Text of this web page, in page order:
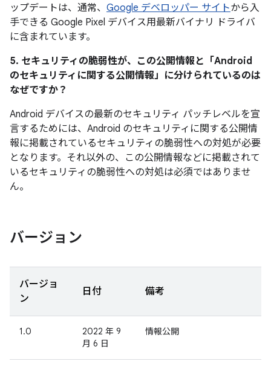
ップデートは、通常、 Google デベロッパー サイトから入
手できる Google Pixel デバイス用最新バイナリ ドライバ
に含まれています。
5. セキュリティの脆弱性が、この公開情報と「Android
のセキュリティに関する公開情報」に分けられているのは
なぜですか？
Android デバイスの最新のセキュリティ パッチレベルを宣
言するためには、Android のセキュリティに関する公開情
報に掲載されているセキュリティの脆弱性への対処が必要
となります。それ以外の、この公開情報などに掲載されて
いるセキュリティの脆弱性への対処は必須ではありませ
ん。
バージョン
バージョ
ン
日付 備考
1.0
2022 年 9
月 6 日
情報公開